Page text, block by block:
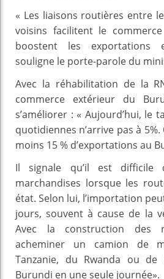
« Les liaisons routières entre
voisins facilitent le
boostent les exportations
souligne le porte-parole du
Avec la réhabilitation de la
commerce extérieur du
s’améliorer : « Aujourd’hui, le
quotidiennes n’arrive pas à
moins 15 % d’exportations au
Il signale qu’il est difficile
marchandises lorsque les
état. Selon lui, l’importation
jours, souvent à cause de la
Avec la construction des
acheminer un camion de
Tanzanie, du Rwanda ou de
Burundi en une seule journée».